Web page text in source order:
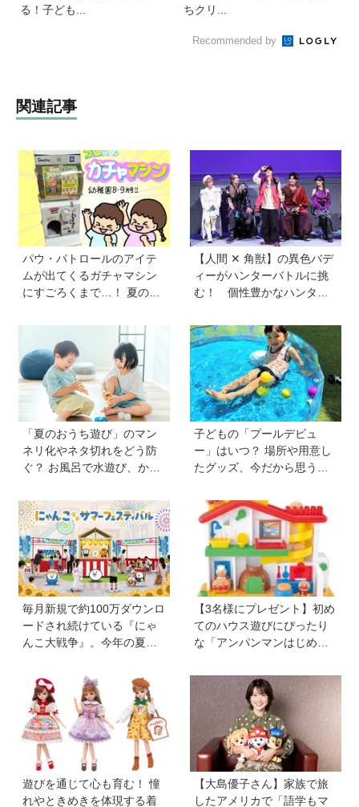
る！子ども...
ちクリ...
Recommended by
関連記事
パウ・パトロールのアイテ
ムが出てくるガチャマシン
にすごろくまで…！ 夏のお
イテムがいっぱい【雑誌
『幼稚園』8・9月号付録】
【人間 ✕ 角獣】の異色バデ
ィーがハンターバトルに挑
む！ 個性豊かなハンター
R.E.D.」第２弾『角醒(かく
せい)ハンターオメガホー
ン』が放送開始！
「夏のおうち遊び」のマン
ネリ化やネタ切れをどう防
ぐ？ お風呂で水遊び、かき
に聞いたアイデアを紹介！
【HugKum総研】
子どもの「プールデビュ
ー」はいつ？ 場所や用意し
たグッズ、今だから思う
ピソードを紹介《HugKum
総研》
毎月新規で約100万ダウンロ
ードされ続けている『にゃ
んこ大戦争』。今年の夏は
人までファンがいるのはな
ぜ？
【3名様にプレゼント】初め
てのハウス遊びにぴったり
な「アンパンマンはじめて
と指先あそびが盛りだくさ
遊びを通じて心も育む！ 憧
れやときめきを体現する着
【大島優子さん】家族で旅
したアメリカで「語学もマ